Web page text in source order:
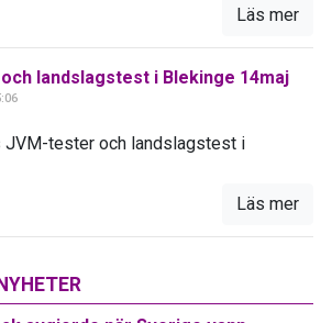
Läs mer
landslagstest i Blekinge 14maj
JVM-tester och landslagstest i
Läs mer